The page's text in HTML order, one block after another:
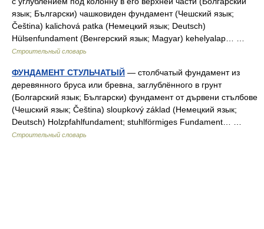
язык; Български) чашковиден фундамент (Чешский язык;
Čeština) kalichová patka (Немецкий язык; Deutsch)
Hülsenfundament (Венгерский язык; Magyar) kehelyalap… …
Строительный словарь
ФУНДАМЕНТ СТУЛЬЧАТЫЙ — столбчатый фундамент из
деревянного бруса или бревна, заглублённого в грунт
(Болгарский язык; Български) фундамент от дървени стълбове
(Чешский язык; Čeština) sloupkový základ (Немецкий язык;
Deutsch) Holzpfahlfundament; stuhlförmiges Fundament… …
Строительный словарь